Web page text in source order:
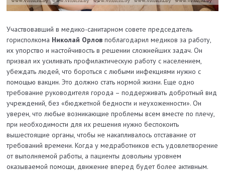
Участвовавший в медико-санитарном совете председатель
горисполкома Николай Орлов поблагодарил медиков за работу,
их упорство и настойчивость в решении сложнейших задач. Он
призвал их усиливать профилактическую работу с населением,
убеждать людей, что бороться с любыми инфекциями нужно с
помощью вакцин. Это должно стать нормой жизни. Еще одно
требование руководителя города – поддерживать добротный вид
учреждений, без «бюджетной бедности и неухоженности». Он
уверен, что любые возникающие проблемы всем вместе по плечу,
при необходимости для их решения нужно беспокоить
вышестоящие органы, чтобы не накапливалось отставание от
требований времени. Когда у медработников есть удовлетворение
от выполняемой работы, а пациенты довольны уровнем
оказываемой помощи, движение вперед будет более активным.